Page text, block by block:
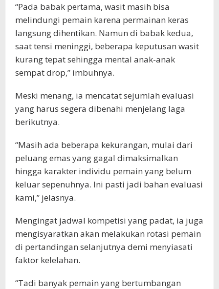
“Pada babak pertama, wasit masih bisa
melindungi pemain karena permainan keras
langsung dihentikan. Namun di babak kedua,
saat tensi meninggi, beberapa keputusan wasit
kurang tepat sehingga mental anak-anak
sempat drop,” imbuhnya.
Meski menang, ia mencatat sejumlah evaluasi
yang harus segera dibenahi menjelang laga
berikutnya.
“Masih ada beberapa kekurangan, mulai dari
peluang emas yang gagal dimaksimalkan
hingga karakter individu pemain yang belum
keluar sepenuhnya. Ini pasti jadi bahan evaluasi
kami,” jelasnya.
Mengingat jadwal kompetisi yang padat, ia juga
mengisyaratkan akan melakukan rotasi pemain
di pertandingan selanjutnya demi menyiasati
faktor kelelahan.
“Tadi banyak pemain yang bertumbangan